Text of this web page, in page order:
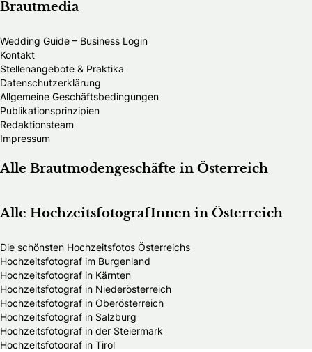
Brautmedia
Wedding Guide – Business Login
Kontakt
Stellenangebote & Praktika
Datenschutzerklärung
Allgemeine Geschäftsbedingungen
Publikationsprinzipien
Redaktionsteam
Impressum
Alle Brautmodengeschäfte in Österreich
Alle HochzeitsfotografInnen in Österreich
Die schönsten Hochzeitsfotos Österreichs
Hochzeitsfotograf im Burgenland
Hochzeitsfotograf in Kärnten
Hochzeitsfotograf in Niederösterreich
Hochzeitsfotograf in Oberösterreich
Hochzeitsfotograf in Salzburg
Hochzeitsfotograf in der Steiermark
Hochzeitsfotograf in Tirol